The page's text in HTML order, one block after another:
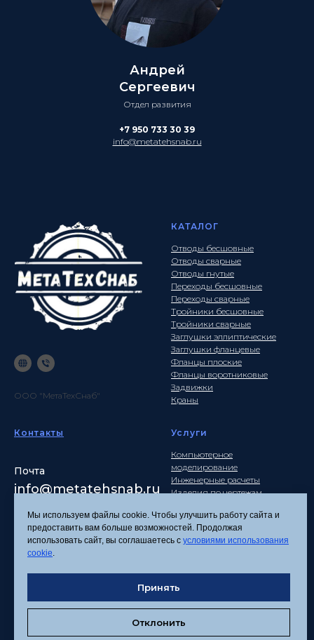
Андрей
Сергеевич
Отдел развития
+7 950 733 30 39
info@metatehsnab.ru
ООО "МетаТехСнаб"
КАТАЛОГ
Отводы бесшовные
Отводы сварные
Отводы гнутые
Переходы бесшовные
Переходы сварные
Тройники бесшовные
Тройники сварные
Заглушки эллиптические
Заглушки фланцевые
Фланцы плоские
Фланцы воротниковые
Задвижки
Краны
Контакты
Почта
info@metatehsnab.ru
Услуги
Компьютерное
моделирование
Инженерные расчеты
Изделия по чертежам
Политика
Согласие на обработку
персональных данных
Соглашение об
Мы используем файлы cookie. Чтобы улучшить работу сайта и
предоставить вам больше возможностей. Продолжая
использовать сайт, вы соглашаетесь с условиями использования
cookie.
Принять
Отклонить